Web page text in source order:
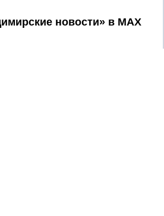
серия Эл № ФС77-78858 от 4
выписке из реестра
массовой информации
Принять